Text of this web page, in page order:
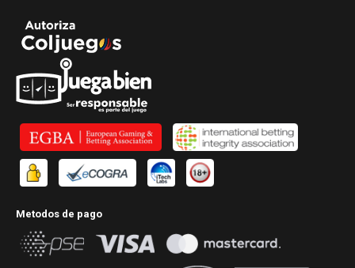
Metodos de pago